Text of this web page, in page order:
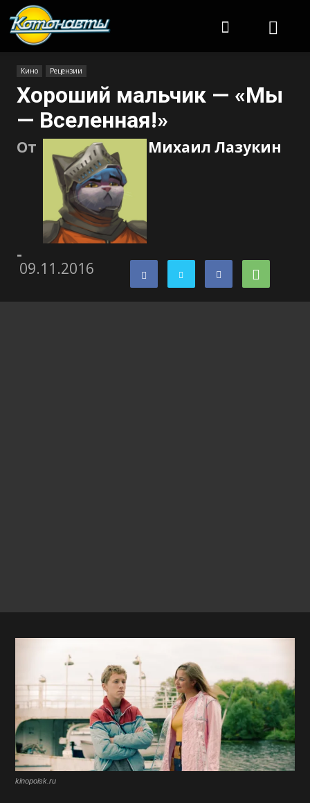
Кино Рецензии
Хороший мальчик — «Мы
— Вселенная!»
От Михаил Лазукин
-
09.11.2016
kinopoisk.ru